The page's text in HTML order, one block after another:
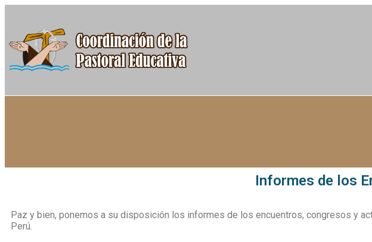
Informes de los
Paz y bien, ponemos a su disposición los informes de los encuentros, congresos y
Perú.